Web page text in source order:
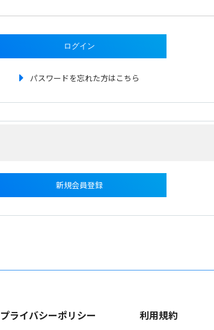
パスワードを忘れた方はこちら
新規会員登録
プライバシーポリシー 利用規約